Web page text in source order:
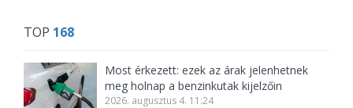
TOP 168
Most érkezett: ezek az árak jelenhetnek
meg holnap a benzinkutak kijelzőin
2026. augusztus 4. 11:24